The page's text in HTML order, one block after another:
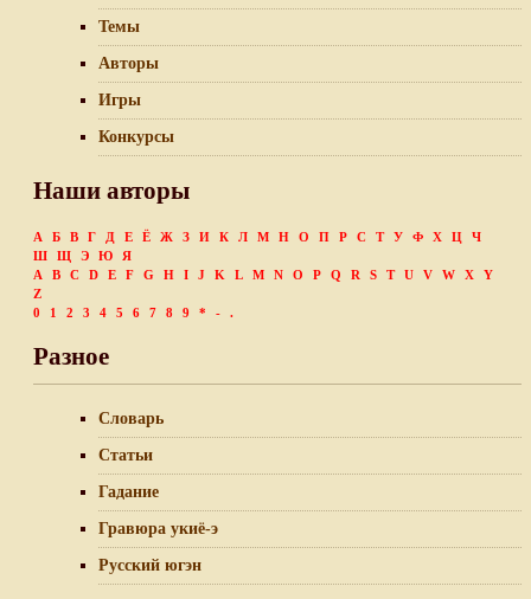
Темы
Авторы
Игры
Конкурсы
Наши авторы
А Б В Г Д Е Ё Ж З И К Л М Н О П Р С Т У Ф Х Ц
Ч
Ш
Щ Э Ю
Я
A
B C D E F G H I J K L M N O P Q R S T U V W X
Y
Z
0
1 2 3 4 5 6 7 8 9 * - .
Разное
Словарь
Статьи
Гадание
Гравюра укиё-э
Русский югэн